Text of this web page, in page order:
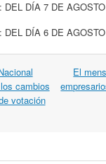
DEL DÍA 7 DE AGOSTO
DEL DÍA 6 DE AGOSTO
cambios
votación
El